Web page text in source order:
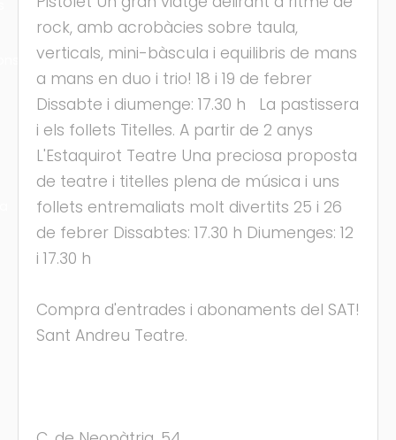
rock, amb acrobàcies sobre taula,
verticals, mini-bàscula i equilibris de mans
a mans en duo i trio! 18 i 19 de febrer
Dissabte i diumenge: 17.30 h La pastissera
i els follets Titelles. A partir de 2 anys
L'Estaquirot Teatre Una preciosa proposta
de teatre i titelles plena de música i uns
follets entremaliats molt divertits 25 i 26
de febrer Dissabtes: 17.30 h Diumenges: 12
i 17.30 h
Compra d'entrades i abonaments del SAT!
Sant Andreu Teatre.